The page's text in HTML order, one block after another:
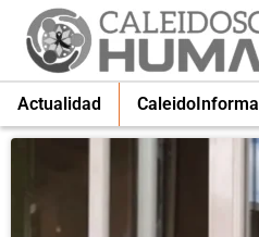
Actualidad CaleidoInforma